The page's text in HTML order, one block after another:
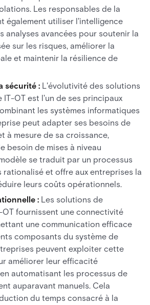
Les responsables de la
également utiliser l'intelligence
analyses avancées pour soutenir la
sur les risques, améliorer la
et maintenir la résilience de
sécurité : L'évolutivité des solutions
IT-OT est l'un de ses principaux
les systèmes informatiques
peut adapter ses besoins de
à mesure de sa croissance,
besoin de mises à niveau
se traduit par un processus
rationalisé et offre aux entreprises la
leurs coûts opérationnels.
: Les solutions de
OT fournissent une connectivité
une communication efficace
composants du système de
peuvent exploiter cette
améliorer leur efficacité
automatisant les processus de
auparavant manuels. Cela
du temps consacré à la